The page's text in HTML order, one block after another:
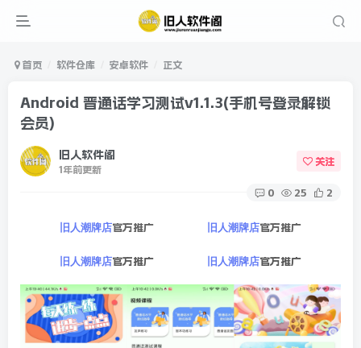
首页 软件仓库 安卓软件 正文
Android 普通话学习测试v1.1.3(手机号登录解锁
会员)
旧人软件阁
1年前更新
关注
0 25 2
旧人潮牌店官方推广 旧人潮牌店官方推广
旧人潮牌店官方推广 旧人潮牌店官方推广